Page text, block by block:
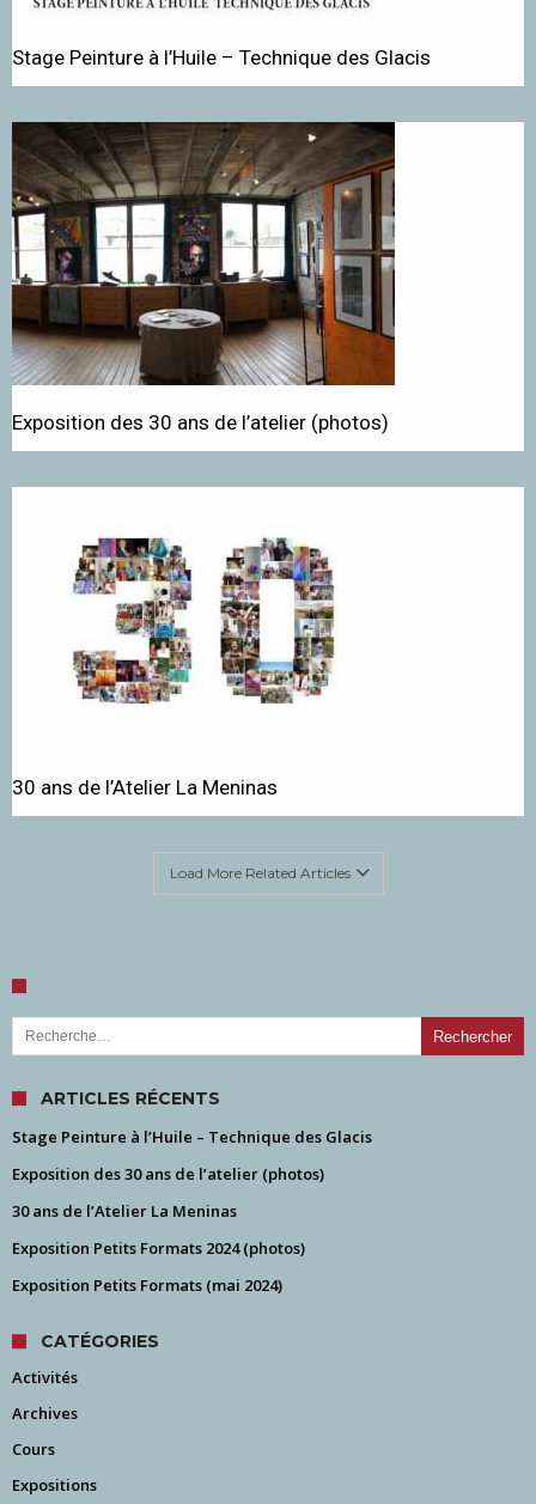
Stage Peinture à l’Huile – Technique des Glacis
Exposition des 30 ans de l’atelier (photos)
30 ans de l’Atelier La Meninas
Load More Related Articles
Rechercher :
ARTICLES RÉCENTS
Stage Peinture à l’Huile – Technique des Glacis
Exposition des 30 ans de l’atelier (photos)
30 ans de l’Atelier La Meninas
Exposition Petits Formats 2024 (photos)
Exposition Petits Formats (mai 2024)
CATÉGORIES
Activités
Archives
Cours
Expositions